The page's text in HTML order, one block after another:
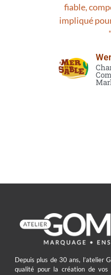
fiable,
impliqué
"
Depuis plus de 30 ans, l’atelier
qualité pour la création de vos